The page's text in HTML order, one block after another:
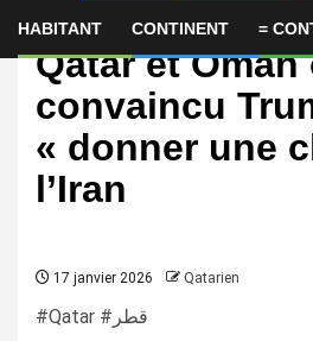
HABITANT CONTINENT =
L’Arabie
Qatar et Oman
convaincu
« donner une
l’Iran
17 janvier 2026 Qatarien
#Qatar #قطر